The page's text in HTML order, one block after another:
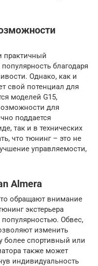
практичный
благодаря
Однако, как и
свой потенциал для
моделей G15,
для
поддается
так и в технических
что тюнинг – это не
управляемости,
Almera
обращают внимание
экстерьера
популярностью. Обвес,
изменить
более спортивный или
также может
индивидуальность